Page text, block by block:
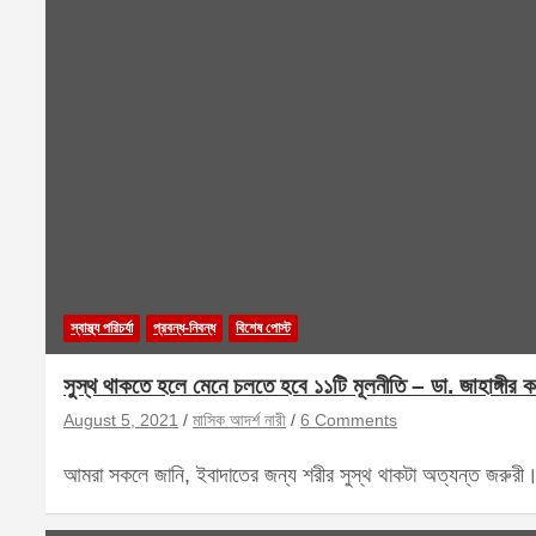
স্বাস্থ্য পরিচর্যা প্রবন্ধ-নিবন্ধ বিশেষ পোস্ট
সুস্থ থাকতে হলে মেনে চলতে হবে ১১টি মূলনীতি – ডা. জাহাঙ্গীর
August 5, 2021 মাসিক আদর্শ নারী 6 Comments
আমরা সকলে জানি, ইবাদাতের জন্য শরীর সুস্থ থাকটা অত্যন্ত